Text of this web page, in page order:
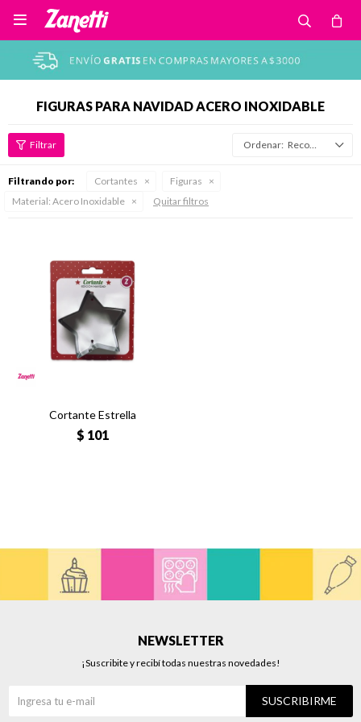

FIGURAS PARA NAVIDAD ACERO INOXIDABLE
Recomendados
Filtrando por: Cortantes
Figuras
Material: Acero Inoxidable Quitar filtros
Cortante Estrella
$ 101
NEWSLETTER
¡Suscribite y recibí todas nuestras novedades!
SUSCRIBIRME